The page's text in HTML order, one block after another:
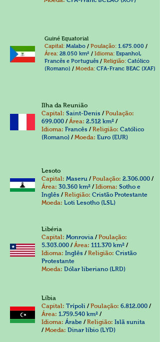
Guiné Equatorial
Capital: Malabo / Poulação: 1.675.000 /
Área: 28.050 km² / Idioma: Espanhol,
Francês e Português / Religião: Católico
(Romano) / Moeda: CFA-Franc BEAC (XAF)
Ilha da Reunião
Capital: Saint-Denis / Poulação:
699.000 /Área: 2.512 km² /
Idioma: Francês /Religião: Católico
(Romano) / Moeda: Euro (EUR)
Lesoto
Capital: Maseru / Poulação: 2.306.000 /
Área: 30.360 km² /Idioma: Sotho e
Inglês /Religião: Cristão Protestante
Moeda: Loti Lesotho (LSL)
Libéria
Capital: Monrovia / Poulação:
5.303.000 /Área: 111.370 km² /
Idioma: Inglês /Religião: Cristão
Protestante
Moeda: Dólar liberiano (LRD)
Líbia
Capital: Trípoli / Poulação: 6.812.000 /
Área: 1.759.540 km² /
Idioma: Árabe /Religião: Islã sunita
/ Moeda: Dinar líbio (LYD)